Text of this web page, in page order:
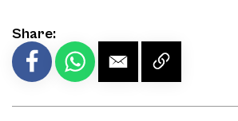
Share: